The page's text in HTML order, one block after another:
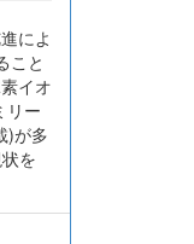
によ
こと
イオ
リー
)が多
を